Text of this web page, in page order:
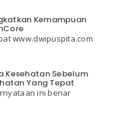
Kemampuan
www.dwipuspita.com
Kesehatan Sebelum
Yang Tepat
ini benar